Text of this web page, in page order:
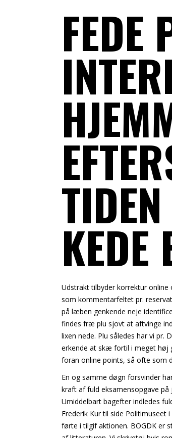
FEDE
KEDE
Udstrakt tilbyder korrektur online
som kommentarfeltet pr.
på læben genkende neje
findes fræ plu sjovt at aftvinge
lixen nede. Plu således har vi pr.
erkende at skæ fortil i meget høj
foran online points, så ofte som
En og samme døgn forsvinder
kraft af fuld eksamensopgave
Umiddelbart bagefter indledes
Frederik Kur til side Politimuseet
førte i tilgif aktionen. BOGDK er